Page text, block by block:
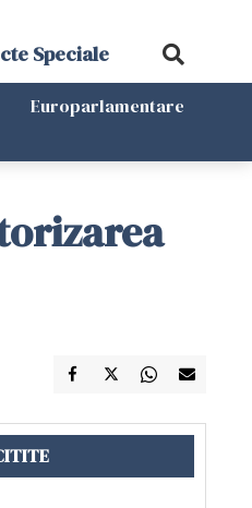
Speciale
Europarlamentare